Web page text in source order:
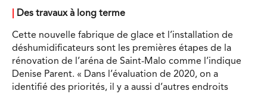
Des travaux à long terme
Cette nouvelle fabrique de glace et l’installation de
déshumidificateurs sont les premières étapes de la
rénovation de l’aréna de Saint-Malo comme l’indique
Denise Parent. « Dans l’évaluation de 2020, on a
identifié des priorités, il y a aussi d’autres endroits